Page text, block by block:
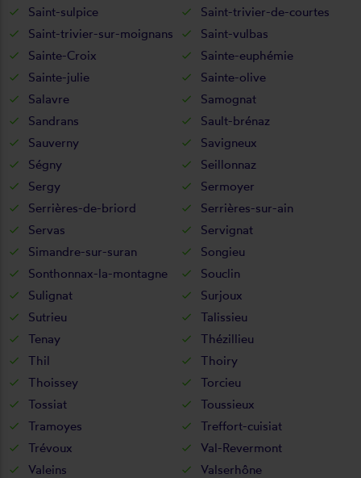
Saint-sulpice
Saint-trivier-de-courtes
Saint-trivier-sur-moignans
Saint-vulbas
Sainte-Croix
Sainte-euphémie
Sainte-julie
Sainte-olive
Salavre
Samognat
Sandrans
Sault-brénaz
Sauverny
Savigneux
Ségny
Seillonnaz
Sergy
Sermoyer
Serrières-de-briord
Serrières-sur-ain
Servas
Servignat
Simandre-sur-suran
Songieu
Sonthonnax-la-montagne
Souclin
Sulignat
Surjoux
Sutrieu
Talissieu
Tenay
Thézillieu
Thil
Thoiry
Thoissey
Torcieu
Tossiat
Toussieux
Tramoyes
Treffort-cuisiat
Trévoux
Val-Revermont
Valeins
Valserhône